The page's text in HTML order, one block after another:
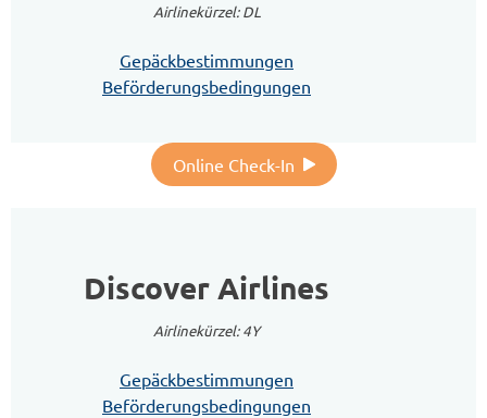
Airlinekürzel: DL
Gepäckbestimmungen
Beförderungsbedingungen
Online Check-In
Discover Airlines
Airlinekürzel: 4Y
Gepäckbestimmungen
Beförderungsbedingungen